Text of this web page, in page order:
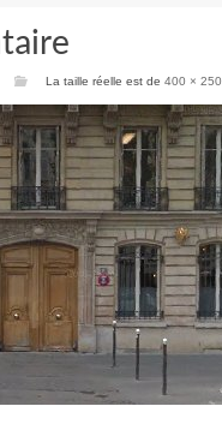
La taille réelle est de 400 × 250